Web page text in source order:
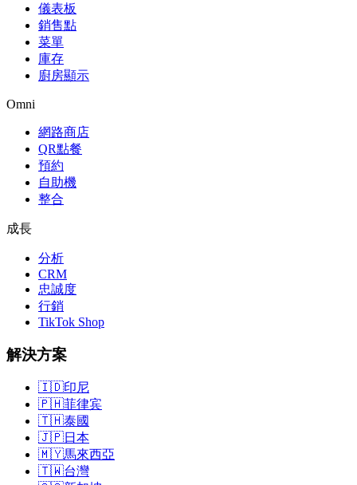
儀表板
銷售點
菜單
庫存
廚房顯示
Omni
網路商店
QR點餐
預約
自助機
整合
成長
分析
CRM
忠誠度
行銷
TikTok Shop
解決方案
🇮🇩印尼
🇵🇭菲律宾
🇹🇭泰國
🇯🇵日本
🇲🇾馬來西亞
🇹🇼台灣